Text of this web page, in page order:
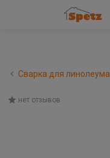
Сварка для линолеума
нет отзывов